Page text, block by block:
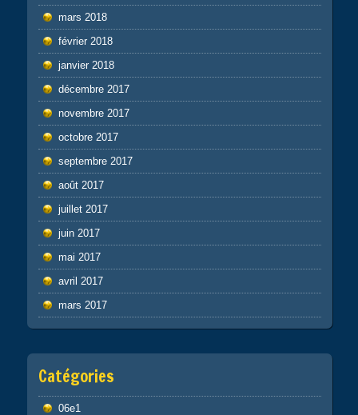
mars 2018
février 2018
janvier 2018
décembre 2017
novembre 2017
octobre 2017
septembre 2017
août 2017
juillet 2017
juin 2017
mai 2017
avril 2017
mars 2017
Catégories
06e1